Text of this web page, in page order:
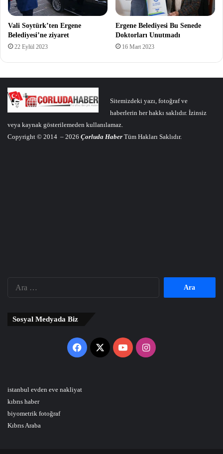
Vali Soytürk’ten Ergene
Belediyesi’ne ziyaret
22 Eylül 2023
Ergene Belediyesi Bu Senede
Doktorları Unutmadı
16 Mart 2023
Sitemizdeki yazı, fotoğraf ve
haberlerin her hakkı saklıdır. İzinsiz
veya kaynak gösterilemeden kullanılamaz.
Copyright © 2014 – 2026 Çorluda Haber Tüm Hakları Saklıdır.
Sosyal Medyada Biz
Facebook
X YouTubeInstagram
istanbul evden eve nakliyat
kıbrıs haber
biyometrik fotoğraf
Kıbrıs Araba